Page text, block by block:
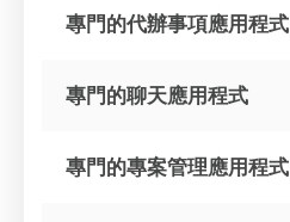
專門的代辦事項應用程式
專門的聊天應用程式
專門的專案管理應用程式